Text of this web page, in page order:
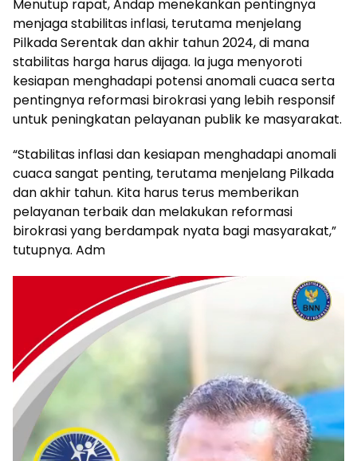
Menutup rapat, Andap menekankan pentingnya
menjaga stabilitas inflasi, terutama menjelang
Pilkada Serentak dan akhir tahun 2024, di mana
stabilitas harga harus dijaga. Ia juga menyoroti
kesiapan menghadapi potensi anomali cuaca serta
pentingnya reformasi birokrasi yang lebih responsif
untuk peningkatan pelayanan publik ke masyarakat.
“Stabilitas inflasi dan kesiapan menghadapi anomali
cuaca sangat penting, terutama menjelang Pilkada
dan akhir tahun. Kita harus terus memberikan
pelayanan terbaik dan melakukan reformasi
birokrasi yang berdampak nyata bagi masyarakat,”
tutupnya. Adm